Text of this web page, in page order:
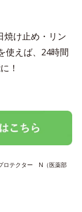
焼け止め・リン
使えば、24時間
！
テクター N（医薬部